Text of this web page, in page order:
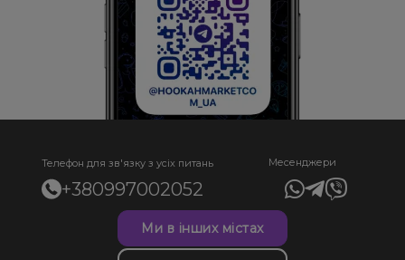
Телефон для зв'язку з усіх питань
+380997002052
Месенджери
Ми в інших містах